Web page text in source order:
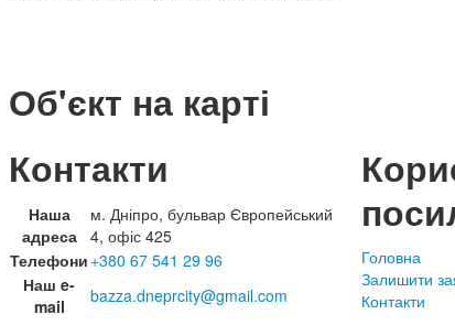
Об'єкт на карті
Контакти
Наша
адреса
м. Дніпро, бульвар Європейський
4, офіс 425
Телефони +380 67 541 29 96
Наш e-
mail
bazza.dneprcity@gmail.com
Головна
Залишити
Контакти